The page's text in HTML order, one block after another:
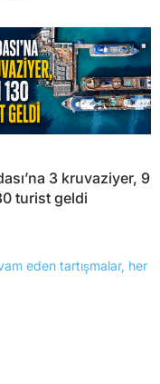
3 kruvaziyer, 9
turist geldi